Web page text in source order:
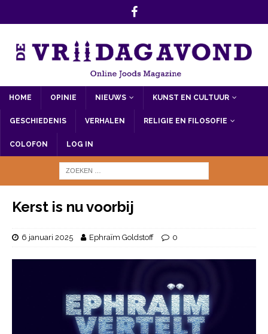
HOME OPINIE NIEUWS KUNST EN CULTUUR
GESCHIEDENIS VERHALEN RELIGIE EN FILOSOFIE
COLOFON LOG IN
Kerst is nu voorbij
6 januari 2025 Ephraïm Goldstoff 0